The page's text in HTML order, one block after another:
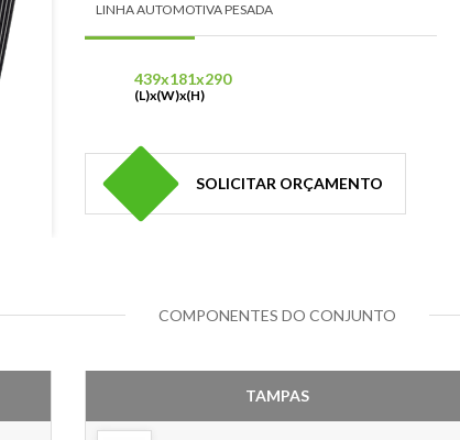
LINHA AUTOMOTIVA PESADA
439x181x290
(L)x(W)x(H)
SOLICITAR ORÇAMENTO
COMPONENTES DO CONJUNTO
TAMPAS